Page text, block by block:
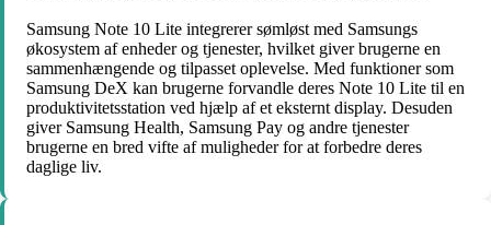
Samsung Note 10 Lite integrerer sømløst med Samsungs
økosystem af enheder og tjenester, hvilket giver brugerne en
sammenhængende og tilpasset oplevelse. Med funktioner som
Samsung DeX kan brugerne forvandle deres Note 10 Lite til en
produktivitetsstation ved hjælp af et eksternt display. Desuden
giver Samsung Health, Samsung Pay og andre tjenester
brugerne en bred vifte af muligheder for at forbedre deres
daglige liv.